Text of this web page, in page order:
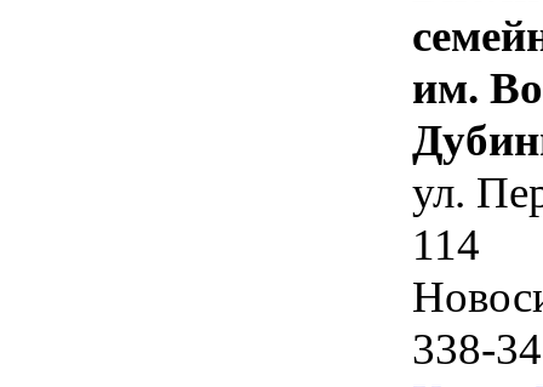
им.
ул.
114
338-